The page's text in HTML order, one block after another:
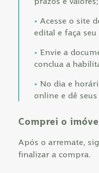
Acesse o site
edital e faça
Envie a
conclua a
No dia e
online e dê seus
Comprei o
Após o arremate,
finalizar a compra.